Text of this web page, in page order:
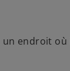
yendroit